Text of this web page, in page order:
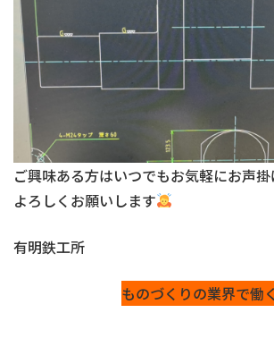
ご興味ある方はいつでもお気軽にお声掛
よろしくお願いします
有明鉄工所
ものづくりの業界で働く